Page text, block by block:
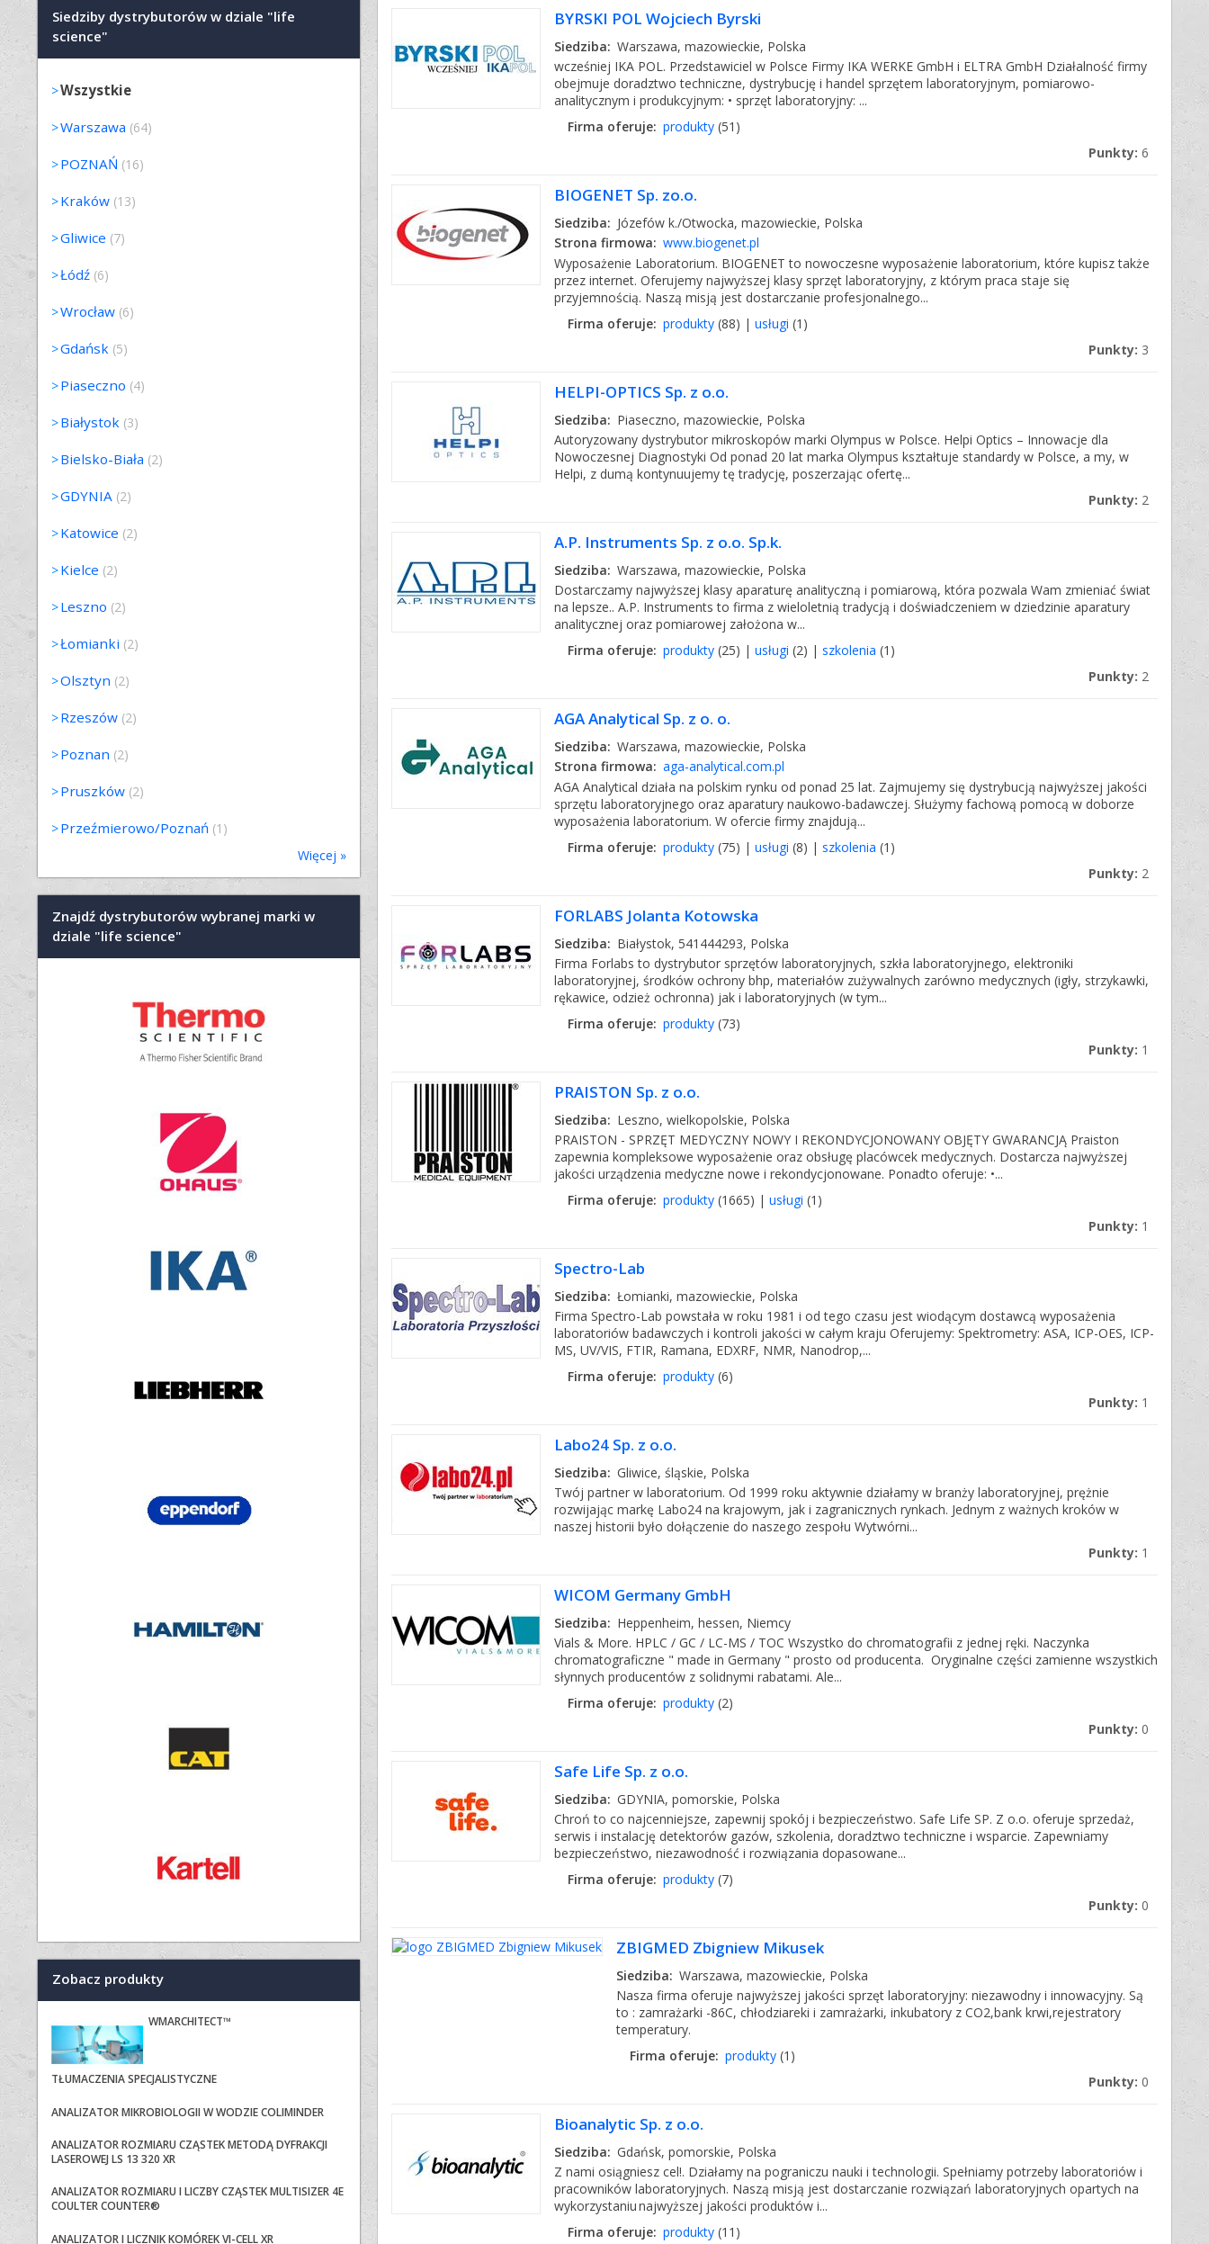
BYRSKI POL Wojciech Byrski
Siedziba: Warszawa, mazowieckie, Polska
wcześniej IKA POL. Przedstawiciel w Polsce Firmy IKA WERKE GmbH i ELTRA GmbH Działalność firmy
obejmuje doradztwo techniczne, dystrybucję i handel sprzętem laboratoryjnym, pomiarowo-
analitycznym i produkcyjnym: • sprzęt laboratoryjny: ...
Firma oferuje: produkty (51)
Punkty: 6
BIOGENET Sp. zo.o.
Siedziba: Józefów k./Otwocka, mazowieckie, Polska
Strona firmowa: www.biogenet.pl
Wyposażenie Laboratorium. BIOGENET to nowoczesne wyposażenie laboratorium, które kupisz także
przez internet. Oferujemy najwyższej klasy sprzęt laboratoryjny, z którym praca staje się
przyjemnością. Naszą misją jest dostarczanie profesjonalnego...
Firma oferuje: produkty (88) | usługi (1)
Punkty: 3
HELPI-OPTICS Sp. z o.o.
Siedziba: Piaseczno, mazowieckie, Polska
Autoryzowany dystrybutor mikroskopów marki Olympus w Polsce. Helpi Optics – Innowacje dla
Nowoczesnej Diagnostyki Od ponad 20 lat marka Olympus kształtuje standardy w Polsce, a my, w
Helpi, z dumą kontynuujemy tę tradycję, poszerzając ofertę...
Punkty: 2
A.P. Instruments Sp. z o.o. Sp.k.
Siedziba: Warszawa, mazowieckie, Polska
Dostarczamy najwyższej klasy aparaturę analityczną i pomiarową, która pozwala Wam zmieniać świat
na lepsze.. A.P. Instruments to firma z wieloletnią tradycją i doświadczeniem w dziedzinie aparatury
analitycznej oraz pomiarowej założona w...
Firma oferuje: produkty (25) | usługi (2) | szkolenia (1)
Punkty: 2
AGA Analytical Sp. z o. o.
Siedziba: Warszawa, mazowieckie, Polska
Strona firmowa: aga-analytical.com.pl
AGA Analytical działa na polskim rynku od ponad 25 lat. Zajmujemy się dystrybucją najwyższej jakości
sprzętu laboratoryjnego oraz aparatury naukowo-badawczej. Służymy fachową pomocą w doborze
wyposażenia laboratorium. W ofercie firmy znajdują...
Firma oferuje: produkty (75) | usługi (8) | szkolenia (1)
Punkty: 2
FORLABS Jolanta Kotowska
Siedziba: Białystok, 541444293, Polska
Firma Forlabs to dystrybutor sprzętów laboratoryjnych, szkła laboratoryjnego, elektroniki
laboratoryjnej, środków ochrony bhp, materiałów zużywalnych zarówno medycznych (igły, strzykawki,
rękawice, odzież ochronna) jak i laboratoryjnych (w tym...
Firma oferuje: produkty (73)
Punkty: 1
PRAISTON Sp. z o.o.
Siedziba: Leszno, wielkopolskie, Polska
PRAISTON - SPRZĘT MEDYCZNY NOWY I REKONDYCJONOWANY OBJĘTY GWARANCJĄ Praiston
zapewnia kompleksowe wyposażenie oraz obsługę placówcek medycznych. Dostarcza najwyższej
jakości urządzenia medyczne nowe i rekondycjonowane. Ponadto oferuje: •...
Firma oferuje: produkty (1665) | usługi (1)
Punkty: 1
Spectro-Lab
Siedziba: Łomianki, mazowieckie, Polska
Firma Spectro-Lab powstała w roku 1981 i od tego czasu jest wiodącym dostawcą wyposażenia
laboratoriów badawczych i kontroli jakości w całym kraju Oferujemy: Spektrometry: ASA, ICP-OES, ICP-
MS, UV/VIS, FTIR, Ramana, EDXRF, NMR, Nanodrop,...
Firma oferuje: produkty (6)
Punkty: 1
Labo24 Sp. z o.o.
Siedziba: Gliwice, śląskie, Polska
Twój partner w laboratorium. Od 1999 roku aktywnie działamy w branży laboratoryjnej, prężnie
rozwijając markę Labo24 na krajowym, jak i zagranicznych rynkach. Jednym z ważnych kroków w
naszej historii było dołączenie do naszego zespołu Wytwórni...
Punkty: 1
WICOM Germany GmbH
Siedziba: Heppenheim, hessen, Niemcy
Vials & More. HPLC / GC / LC-MS / TOC Wszystko do chromatografii z jednej ręki. Naczynka
chromatograficzne " made in Germany " prosto od producenta. Oryginalne części zamienne wszystkich
słynnych producentów z solidnymi rabatami. Ale...
Firma oferuje: produkty (2)
Punkty: 0
Safe Life Sp. z o.o.
Siedziba: GDYNIA, pomorskie, Polska
Chroń to co najcenniejsze, zapewnij spokój i bezpieczeństwo. Safe Life SP. Z o.o. oferuje sprzedaż,
serwis i instalację detektorów gazów, szkolenia, doradztwo techniczne i wsparcie. Zapewniamy
bezpieczeństwo, niezawodność i rozwiązania dopasowane...
Firma oferuje: produkty (7)
Punkty: 0
ZBIGMED Zbigniew Mikusek
Siedziba: Warszawa, mazowieckie, Polska
Nasza firma oferuje najwyższej jakości sprzęt laboratoryjny: niezawodny i innowacyjny. Są
to : zamrażarki -86C, chłodziareki i zamrażarki, inkubatory z CO2,bank krwi,rejestratory
temperatury.
Firma oferuje: produkty (1)
Punkty: 0
Bioanalytic Sp. z o.o.
Siedziba: Gdańsk, pomorskie, Polska
Z nami osiągniesz cel!. Działamy na pograniczu nauki i technologii. Spełniamy potrzeby laboratoriów i
pracowników laboratoryjnych. Naszą misją jest dostarczanie rozwiązań laboratoryjnych opartych na
wykorzystaniu najwyższej jakości produktów i...
Firma oferuje: produkty (11)
Siedziby dystrybutorów w dziale "life
science"
Wszystkie
Warszawa (64)
POZNAŃ (16)
Kraków (13)
Gliwice (7)
Łódź (6)
Wrocław (6)
Gdańsk (5)
Piaseczno (4)
Białystok (3)
Bielsko-Biała (2)
GDYNIA (2)
Katowice (2)
Kielce (2)
Leszno (2)
Łomianki (2)
Olsztyn (2)
Rzeszów (2)
Poznan (2)
Pruszków (2)
Przeźmierowo/Poznań (1)
Więcej »
Znajdź dystrybutorów wybranej marki w
dziale "life science"
Zobacz produkty
TŁUMACZENIA SPECJALISTYCZNE
WMARCHITECT™
ANALIZATOR MIKROBIOLOGII W WODZIE COLIMINDER
ANALIZATOR ROZMIARU CZĄSTEK METODĄ DYFRAKCJI
LASEROWEJ LS 13 320 XR
ANALIZATOR ROZMIARU I LICZBY CZĄSTEK MULTISIZER 4E
COULTER COUNTER®
ANALIZATOR I LICZNIK KOMÓREK VI-CELL XR